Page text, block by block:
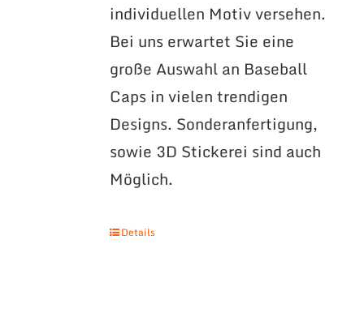
individuellen Motiv versehen.
Bei uns erwartet Sie eine
große Auswahl an Baseball
Caps in vielen trendigen
Designs. Sonderanfertigung,
sowie 3D Stickerei sind auch
Möglich.
Details